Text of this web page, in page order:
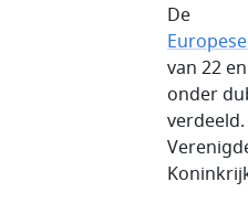
De
van 22
onder